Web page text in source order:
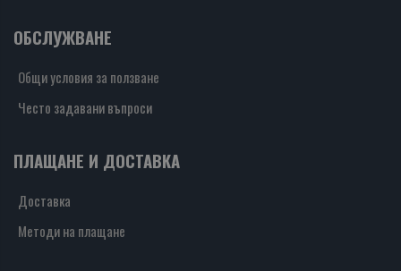
ОБСЛУЖВАНЕ
Общи условия за ползване
Често задавани въпроси
ПЛАЩАНЕ И ДОСТАВКА
Доставка
Методи на плащане